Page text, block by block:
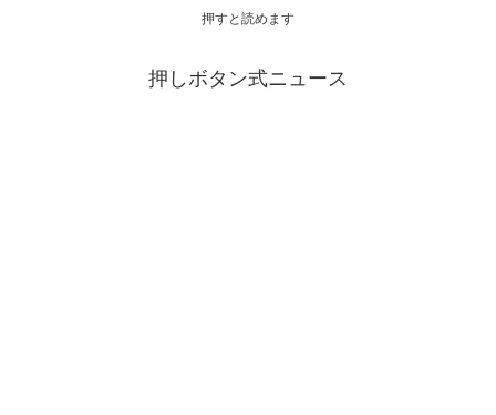
押すと読めます
押しボタン式ニュース